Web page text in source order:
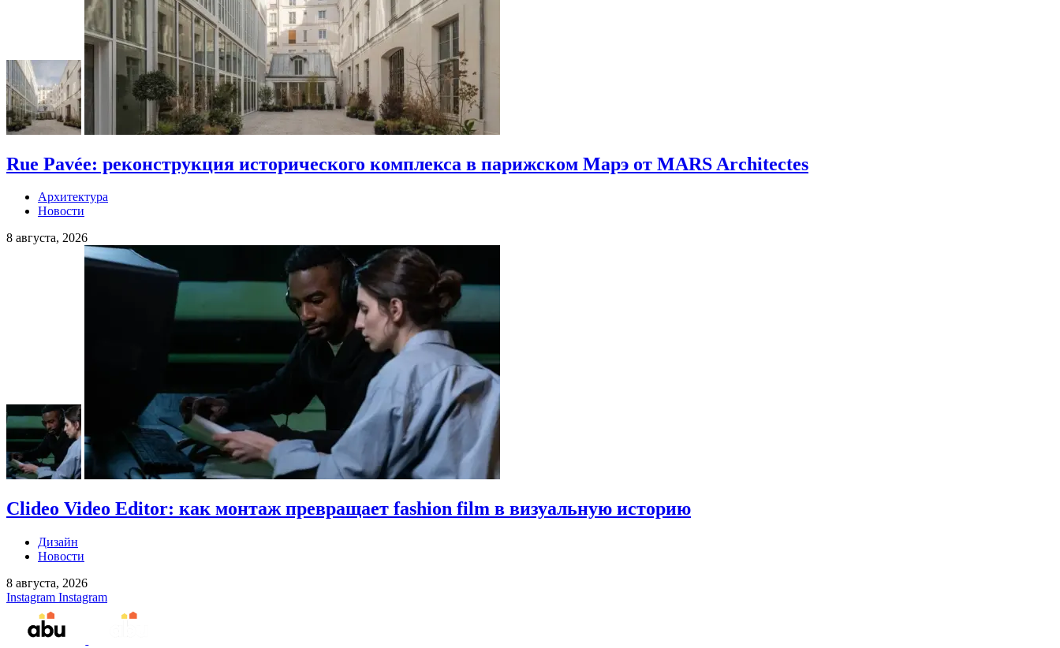
Rue Pavée: реконструкция исторического комплекса в парижском Марэ от MARS Architectes
Архитектура
Новости
8 августа, 2026
Clideo Video Editor: как монтаж превращает fashion film в визуальную историю
Дизайн
Новости
8 августа, 2026
Instagram Instagram